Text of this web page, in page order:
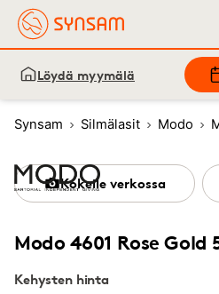
Löydä myymälä
Synsam Silmälasit Modo
Modo 4601 Rose Gold
Kehysten hinta
Kokeile verkossa